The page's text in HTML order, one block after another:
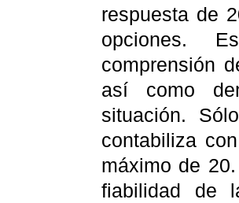
respuesta de
opciones.
comprensión
así como
situación.
contabiliza
máximo de
fiabilidad de